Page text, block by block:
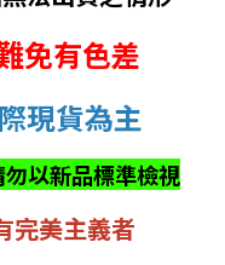
免有色差
現貨為主
勿以新品標準檢視
完美主義者